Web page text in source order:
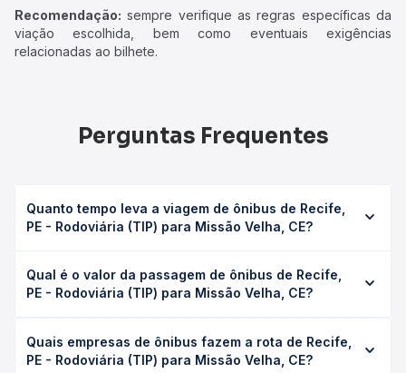
Recomendação: sempre verifique as regras específicas da
viação escolhida, bem como eventuais exigências
relacionadas ao bilhete.
Perguntas Frequentes
Quanto tempo leva a viagem de ônibus de Recife,
PE - Rodoviária (TIP) para Missão Velha, CE?
Missão Velha, CE leva em média 14h 50min, podendo
variar conforme a viação, o tipo de serviço (convencional,
duração exata de cada opção na data desejada.
Qual é o valor da passagem de ônibus de Recife,
PE - Rodoviária (TIP) para Missão Velha, CE?
Rodoviária (TIP) para Missão Velha, CE custa em média R$
243,45 e varia conforme a data da viagem, a empresa, o
Quais empresas de ônibus fazem a rota de Recife,
PE - Rodoviária (TIP) para Missão Velha, CE?